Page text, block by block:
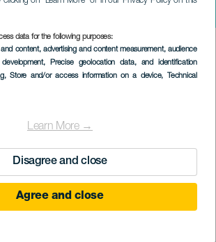
data for the following purposes:
and content, advertising and content measurement, audience
, Precise geolocation data, and identification
, Store and/or access information on a device, Technical
Learn More →
Disagree and close
Agree and close
nap